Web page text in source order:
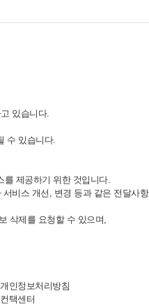
있습니다.
수 있습니다.
를 제공하기 위한 것입니다.
비스 개선, 변경 등과 같은 전달사
삭제를 요청할 수 있으며,
개인정보처리방침
컨택센터